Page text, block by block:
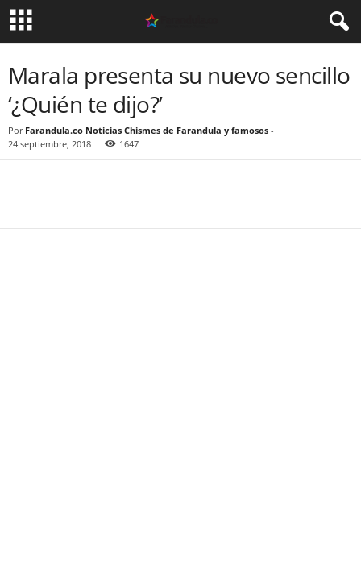
Marala presenta su nuevo sencillo
‘¿Quién te dijo?’
Por Farandula.co Noticias Chismes de Farandula y famosos -
24 septiembre, 2018
1647